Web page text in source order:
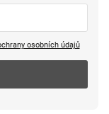
osobních údajů